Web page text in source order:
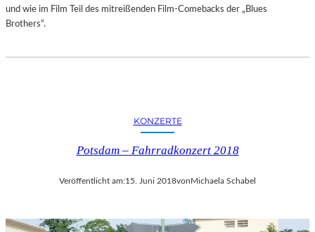
und wie im Film Teil des mitreißenden Film-Comebacks der „Blues
Brothers“.
KONZERTE
Potsdam – Fahrradkonzert 2018
Veröffentlicht am:15. Juni 2018vonMichaela Schabel